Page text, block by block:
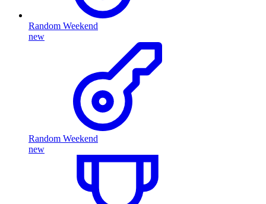
Random Weekend
new
Random Weekend
new